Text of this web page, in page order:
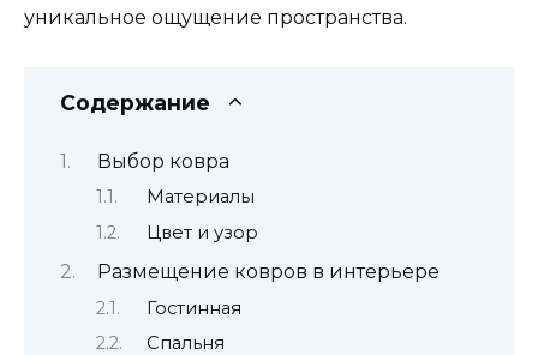
уникальное ощущение пространства.
Содержание
Выбор ковра
Материалы
Цвет и узор
Размещение ковров в интерьере
Гостинная
Спальня